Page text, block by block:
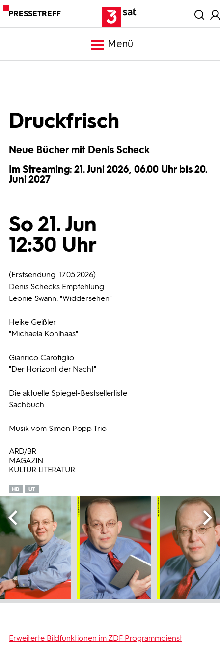
PRESSETREFF
Menü
Trailer
Programmwochen
Druckfrisch
Neue Bücher mit Denis Scheck
Im Streaming: 21. Juni 2026, 06.00 Uhr bis 20.
Juni 2027
So 21. Jun
12:30 Uhr
(Erstsendung: 17.05.2026)
Denis Schecks Empfehlung
Leonie Swann: "Widdersehen"
Heike Geißler
"Michaela Kohlhaas"
Gianrico Carofiglio
"Der Horizont der Nacht"
Die aktuelle Spiegel-Bestsellerliste
Sachbuch
Musik vom Simon Popp Trio
ARD/BR
MAGAZIN
KULTUR: LITERATUR
Erweiterte Bildfunktionen im ZDF Programmdienst